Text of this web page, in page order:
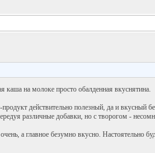
каша на молоке просто обалденная вкуснятина.
продукт действительно полезный, да и вкусный
различные добавки, но с творогом -
а главное безумно вкусно. Настоятельно